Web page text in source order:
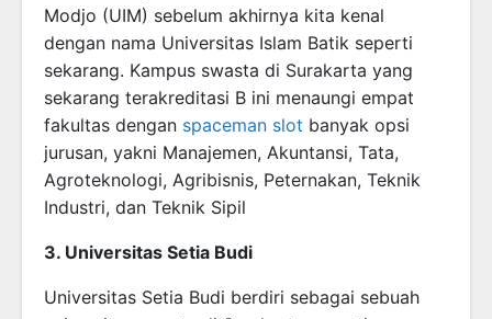
Modjo (UIM) sebelum akhirnya kita kenal
dengan nama Universitas Islam Batik seperti
sekarang. Kampus swasta di Surakarta yang
sekarang terakreditasi B ini menaungi empat
fakultas dengan spaceman slot banyak opsi
jurusan, yakni Manajemen, Akuntansi, Tata,
Agroteknologi, Agribisnis, Peternakan, Teknik
Industri, dan Teknik Sipil
3. Universitas Setia Budi
Universitas Setia Budi berdiri sebagai sebuah